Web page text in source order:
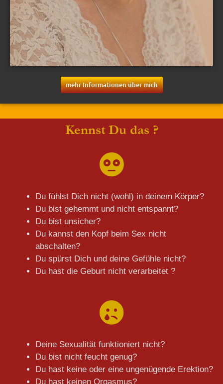
mehr Informationen über mich
Kennst Du das ?
Du fühlst Dich nicht (wohl) in deinem Körper?
Du bist gehemmt und nicht entspannt?
Du bist unsicher?
Du kannst den Kopf beim Sex nicht
abschalten?
Du spürst Dich und deine Gefühle nicht?
Du hast die Geburt nicht verarbeitet ?
Deine Sexualität funktioniert nicht?
Du bist nicht feucht genug?
Du hast keine oder eine ungenügende Erektion?
Du hast keinen Orgasmus?